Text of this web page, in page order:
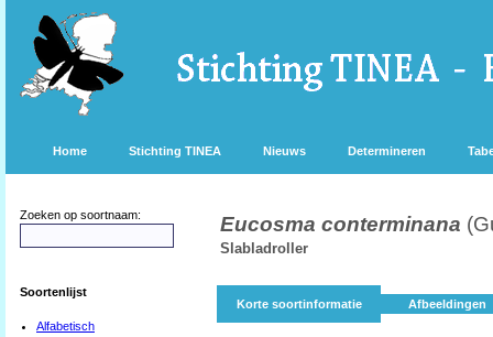
Home Stichting TINEA Nieuws Determineren
Zoeken op soortnaam:
Soortenlijst
Alfabetisch
Eucosma conterminana
Slabladroller
Korte soortinformatie Afbeeldingen